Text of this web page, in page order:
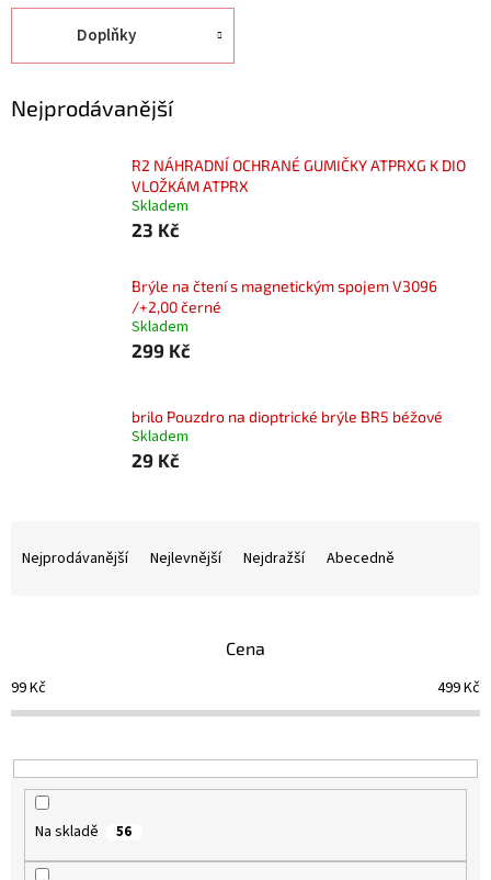
Doplňky
Nejprodávanější
R2 NÁHRADNÍ OCHRANÉ GUMIČKY ATPRXG K DIO
VLOŽKÁM ATPRX
Skladem
23 Kč
Brýle na čtení s magnetickým spojem V3096
/+2,00 černé
Skladem
299 Kč
brilo Pouzdro na dioptrické brýle BR5 béžové
Skladem
29 Kč
p
r
o
u
Nejprodávanější Nejlevnější Nejdražší Abecedně
Cena
99Kč 499Kč
Na skladě 56